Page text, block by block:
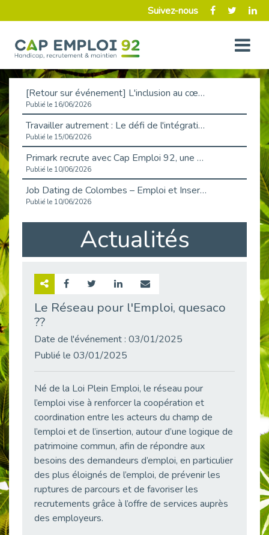
Suivez-nous
[Retour sur événement] L'inclusion au cœur de la Place de l'Emploi à La Défense !
Publié le 16/06/2026
Travailler autrement : Le défi de l'intégration des maladies chroniques en entreprise
Publié le 15/06/2026
Primark recrute avec Cap Emploi 92, une matinée couronnée de succès !
Publié le 10/06/2026
Job Dating de Colombes – Emploi et Insertion
Publié le 10/06/2026
Aborder l'entretien et la situation de handicap en toute confiance
Publié le 09/06/2026
Retour sur l’atelier « Optimiser sa recherche d’emploi »
« Confiance en soi et acceptation du handicap » : un levier puissant vers l’emploi
Publié le 22/05/2026
Handicap et emploi : une matinée pour briser les tabous
Publié le 21/05/2026
L’alternance : un levier stratégique pour recruter et inclure durablement
Publié le 18/05/2026
Fibromyalgie : Quand la douleur invisible s’invite au bureau
Publié le 12/05/2026
Actualités
Le Réseau pour l'Emploi, quesaco
??
Date de l'événement : 03/01/2025
Publié le 03/01/2025
Né de la Loi Plein Emploi, le réseau pour
l’emploi vise à renforcer la coopération et
coordination entre les acteurs du champ de
l’emploi et de l’insertion, autour d’une logique de
patrimoine commun, afin de répondre aux
besoins des demandeurs d’emploi, en particulier
des plus éloignés de l’emploi, de prévenir les
ruptures de parcours et de favoriser les
recrutements grâce à l’offre de services auprès
des employeurs.